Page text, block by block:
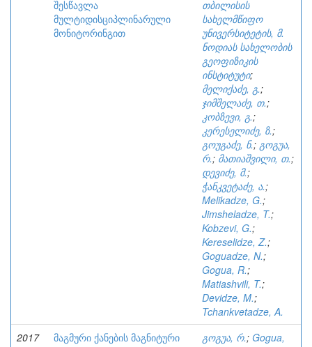
შესწავლა
მულტიდისციპლინარული
მონიტორინგით
თბილისის
სახელმწიფო
უნივერსიტეტის, მ.
ნოდიას სახელობის
გეოფიზიკის
ინსტიტუტი;
მელიქაძე, გ.;
ჯიმშელაძე, თ.;
კობზევი, გ.;
კერესელიძე, ზ.;
გოუგაძე, ნ.; გოგუა,
რ.; მათიაშვილი, თ.;
დევიძე, მ.;
ჭანკვეტაძე, ა.;
Melikadze, G.;
Jimsheladze, T.;
Kobzevi, G.;
Kereselidze, Z.;
Goguadze, N.;
Gogua, R.;
Matiashvili, T.;
Devidze, M.;
Tchankvetadze, A.
2017
მაგმური ქანების მაგნიტური
გოგუა, რ.; Gogua,